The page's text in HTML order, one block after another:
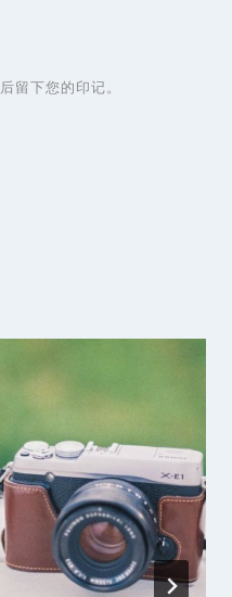
后留下您的印记。